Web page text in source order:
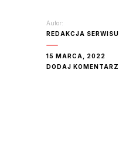
Autor:
REDAKCJA SERWISU
15 MARCA, 2022
DODAJ KOMENTARZ